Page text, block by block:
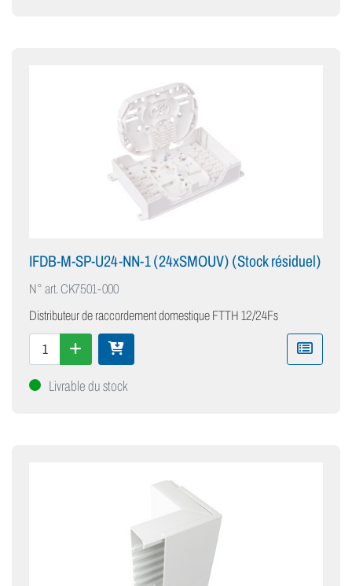
IFDB-M-SP-U24-NN-1 (24xSMOUV) (Stock résiduel)
N° art.CK7501-000
Distributeur de raccordement domestique FTTH 12/24Fs
Livrable du stock